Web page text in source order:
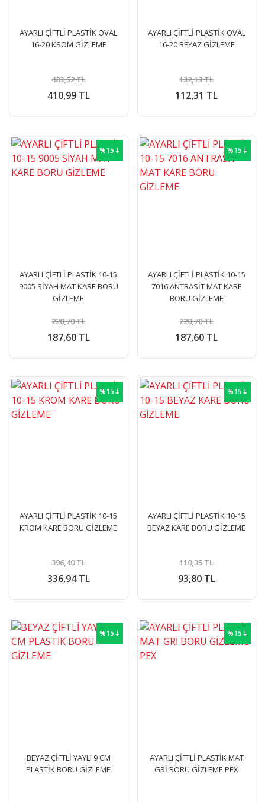
AYARLI ÇİFTLİ PLASTİK OVAL
16-20 KROM GİZLEME
410,99 TL
483,52 TL
AYARLI ÇİFTLİ PLASTİK OVAL
16-20 BEYAZ GİZLEME
112,31 TL
132,13 TL
%15⇣
AYARLI ÇİFTLİ PLASTİK 10-15
9005 SİYAH MAT KARE BORU
GİZLEME
187,60 TL
220,70 TL
%15⇣
AYARLI ÇİFTLİ PLASTİK 10-15
7016 ANTRASİT MAT KARE
BORU GİZLEME
187,60 TL
220,70 TL
%15⇣
AYARLI ÇİFTLİ PLASTİK 10-15
KROM KARE BORU GİZLEME
336,94 TL
396,40 TL
%15⇣
AYARLI ÇİFTLİ PLASTİK 10-15
BEYAZ KARE BORU GİZLEME
93,80 TL
110,35 TL
%15⇣
BEYAZ ÇİFTLİ YAYLI 9 CM
PLASTİK BORU GİZLEME
%15⇣
AYARLI ÇİFTLİ PLASTİK MAT
GRİ BORU GİZLEME PEX